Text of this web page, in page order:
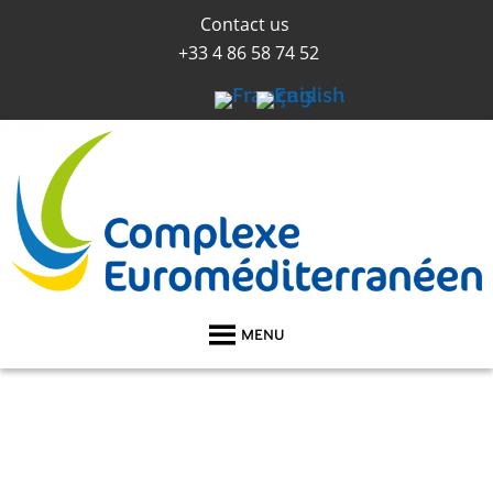
Contact us
+33 4 86 58 74 52
MENU